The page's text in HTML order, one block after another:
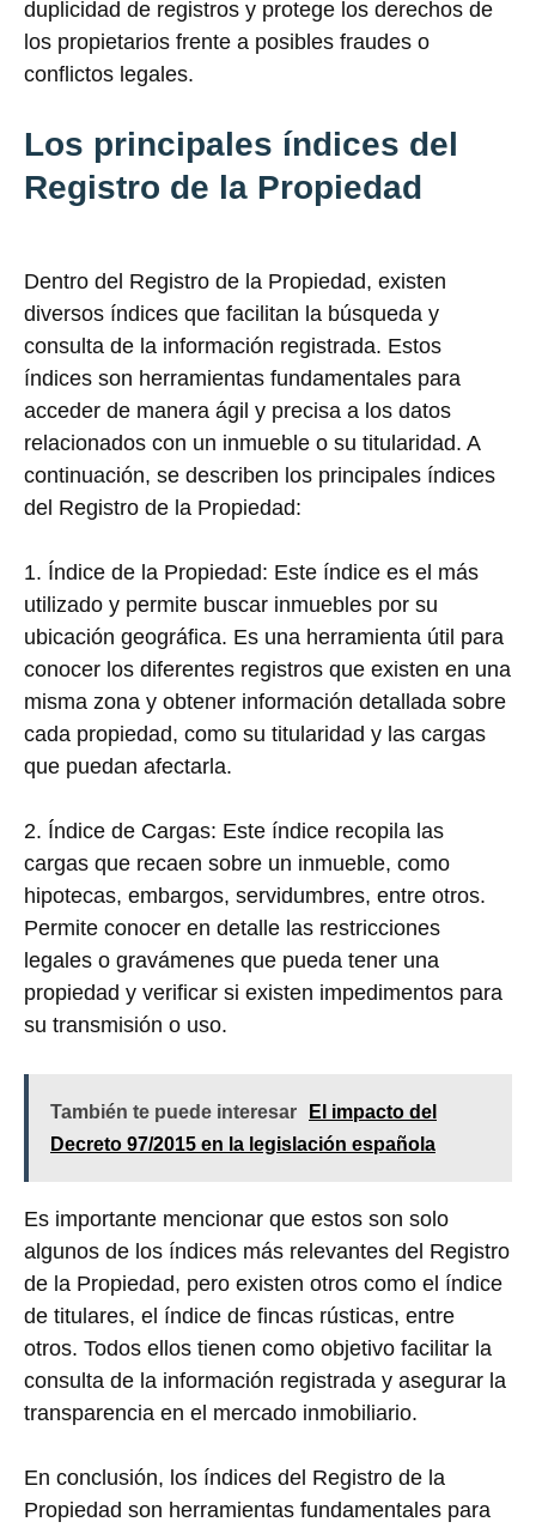
duplicidad de registros y protege los derechos de
los propietarios frente a posibles fraudes o
conflictos legales.
Los principales índices del
Registro de la Propiedad
Dentro del Registro de la Propiedad, existen
diversos índices que facilitan la búsqueda y
consulta de la información registrada. Estos
índices son herramientas fundamentales para
acceder de manera ágil y precisa a los datos
relacionados con un inmueble o su titularidad. A
continuación, se describen los principales índices
del Registro de la Propiedad:
1. Índice de la Propiedad: Este índice es el más
utilizado y permite buscar inmuebles por su
ubicación geográfica. Es una herramienta útil para
conocer los diferentes registros que existen en una
misma zona y obtener información detallada sobre
cada propiedad, como su titularidad y las cargas
que puedan afectarla.
2. Índice de Cargas: Este índice recopila las
cargas que recaen sobre un inmueble, como
hipotecas, embargos, servidumbres, entre otros.
Permite conocer en detalle las restricciones
legales o gravámenes que pueda tener una
propiedad y verificar si existen impedimentos para
su transmisión o uso.
También te puede interesar
El impacto del
Decreto 97/2015 en la legislación española
Es importante mencionar que estos son solo
algunos de los índices más relevantes del Registro
de la Propiedad, pero existen otros como el índice
de titulares, el índice de fincas rústicas, entre
otros. Todos ellos tienen como objetivo facilitar la
consulta de la información registrada y asegurar la
transparencia en el mercado inmobiliario.
En conclusión, los índices del Registro de la
Propiedad son herramientas fundamentales para